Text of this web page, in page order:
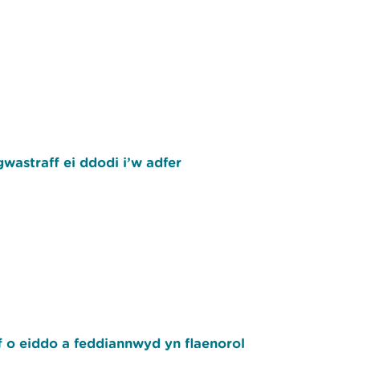
ei ddodi i’w adfer
o eiddo a feddiannwyd yn flaenorol